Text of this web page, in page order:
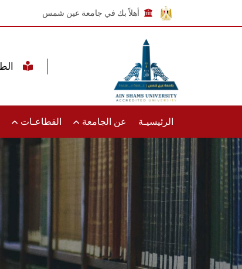
أهلاً بك في جامعة عين شمس
الرئيسيـة عن الجامعة القطاعـات